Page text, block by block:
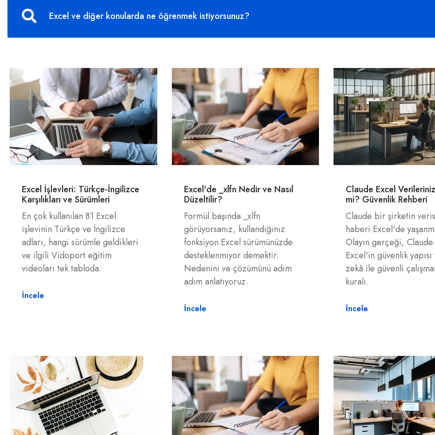
Excel İşlevleri: Türkçe-İngilizce
Karşılıkları ve Sürümleri
En çok kullanılan 81 Excel
işlevinin Türkçe ve İngilizce
adları, hangi sürümle geldikleri
ve ilgili Vidoport eğitim
videoları tek tabloda.
İncele
Excel'de _xlfn Nedir ve Nasıl
Düzeltilir?
Formül başında _xlfn
görüyorsanız, kullandığınız
fonksiyon Excel sürümünüzde
desteklenmiyor demektir.
Nedenini ve çözümünü adım
adım anlatıyoruz.
İncele
Claude Excel
mi? Güvenlik Rehberi
Claude bir şirketin
haberi Excel'de
Olayın gerçeği,
Excel'in güvenlik
zekâ ile güvenli
kuralı.
İncele